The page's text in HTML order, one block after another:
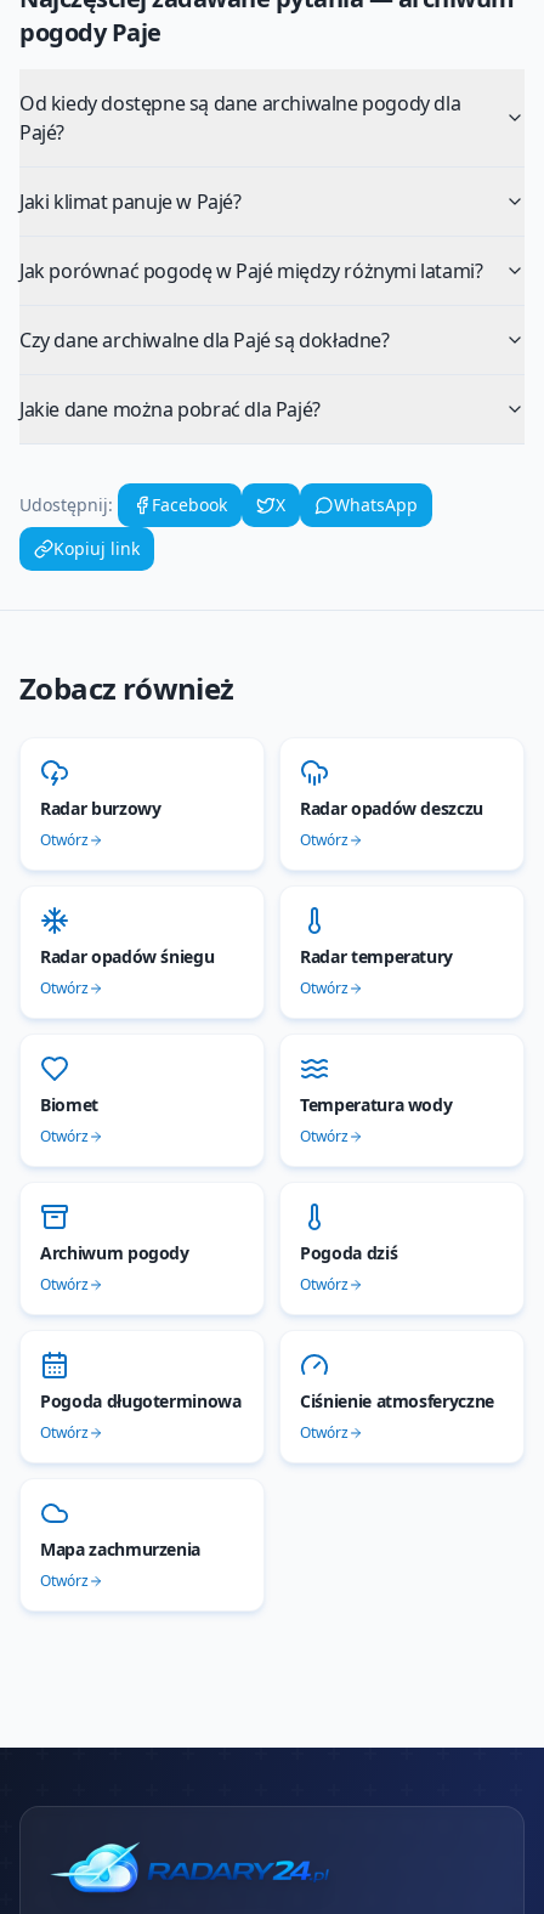
pogodyPaje
Od kiedy dostępne są dane archiwalne pogody dla
Pajé?
Jaki klimat panuje w Pajé?
Jak porównać pogodę w Pajé między różnymi latami?
Czy dane archiwalne dla Pajé są dokładne?
Jakie dane można pobrać dla Pajé?
Udostępnij: Facebook X
WhatsApp
Kopiuj link
Zobacz również
Radar burzowy
Otwórz
Radar opadów deszczu
Otwórz
Radar opadów śniegu
Otwórz
Radar temperatury
Otwórz
Biomet
Otwórz
Temperatura wody
Otwórz
Archiwum pogody
Otwórz
Pogoda dziś
Otwórz
Pogoda długoterminowa
Otwórz
Ciśnienie atmosferyczne
Otwórz
Mapa zachmurzenia
Otwórz